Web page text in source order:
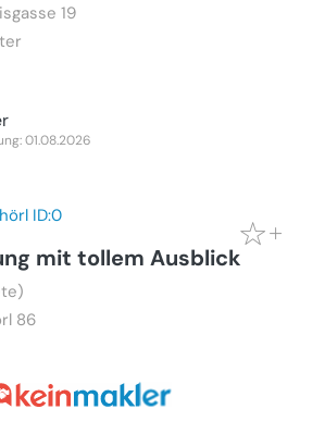
19
01.08.2026
mit tollem Ausblick
86